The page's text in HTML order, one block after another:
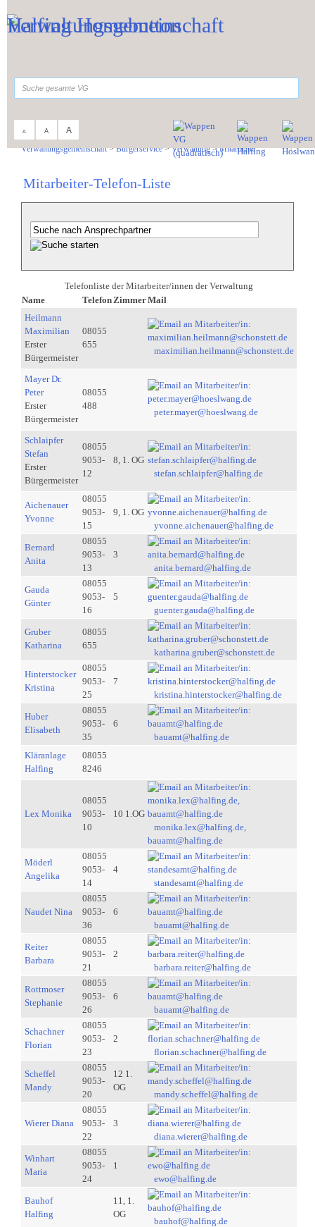
A A A
Verwaltungsgemeinschaft>Bürgerservice>Verwaltung>Mitarbeiter
Mitarbeiter-Telefon-Liste
Telefonliste der Mitarbeiter/innen der Verwaltung
Name
Telefon ZimmerMail
Heilmann
Maximilian
Erster
Bürgermeister
08055
655
maximilian.heilmann@schonstett.de
Mayer Dr.
Peter
Erster
Bürgermeister
08055
488
peter.mayer@hoeslwang.de
Schlaipfer
Stefan
Erster
Bürgermeister
08055
9053-
12
8, 1. OG
stefan.schlaipfer@halfing.de
Aichenauer
Yvonne
08055
9053-
15
9, 1. OG
yvonne.aichenauer@halfing.de
Bernard
Anita
08055
9053-
13
3
anita.bernard@halfing.de
Gauda
Günter
08055
9053-
16
5
guenter.gauda@halfing.de
Gruber
Katharina
08055
655
katharina.gruber@schonstett.de
Hinterstocker
Kristina
08055
9053-
25
7
kristina.hinterstocker@halfing.de
Huber
Elisabeth
08055
9053-
35
6
bauamt@halfing.de
Kläranlage
Halfing
08055
8246
Lex Monika
08055
9053-
10
10 1.OG
monika.lex@halfing.de,
bauamt@halfing.de
Möderl
Angelika
08055
9053-
14
4
standesamt@halfing.de
Naudet Nina
08055
9053-
36
6
bauamt@halfing.de
Reiter
Barbara
08055
9053-
21
2
barbara.reiter@halfing.de
Rottmoser
Stephanie
08055
9053-
26
6
bauamt@halfing.de
Schachner
Florian
08055
9053-
23
2
florian.schachner@halfing.de
Scheffel
Mandy
08055
9053-
20
12 1.
OG
mandy.scheffel@halfing.de
Wierer Diana
08055
9053-
22
3
diana.wierer@halfing.de
Winhart
Maria
08055
9053-
24
1
ewo@halfing.de
Bauhof
Halfing
11, 1.
OG
bauhof@halfing.de